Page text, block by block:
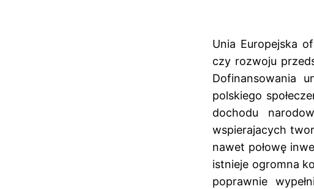
Unia Europejska
czy rozwoju
Dofinansowania
polskiego
dochodu
wspierajacych
nawet połowę
istnieje ogromna
poprawnie